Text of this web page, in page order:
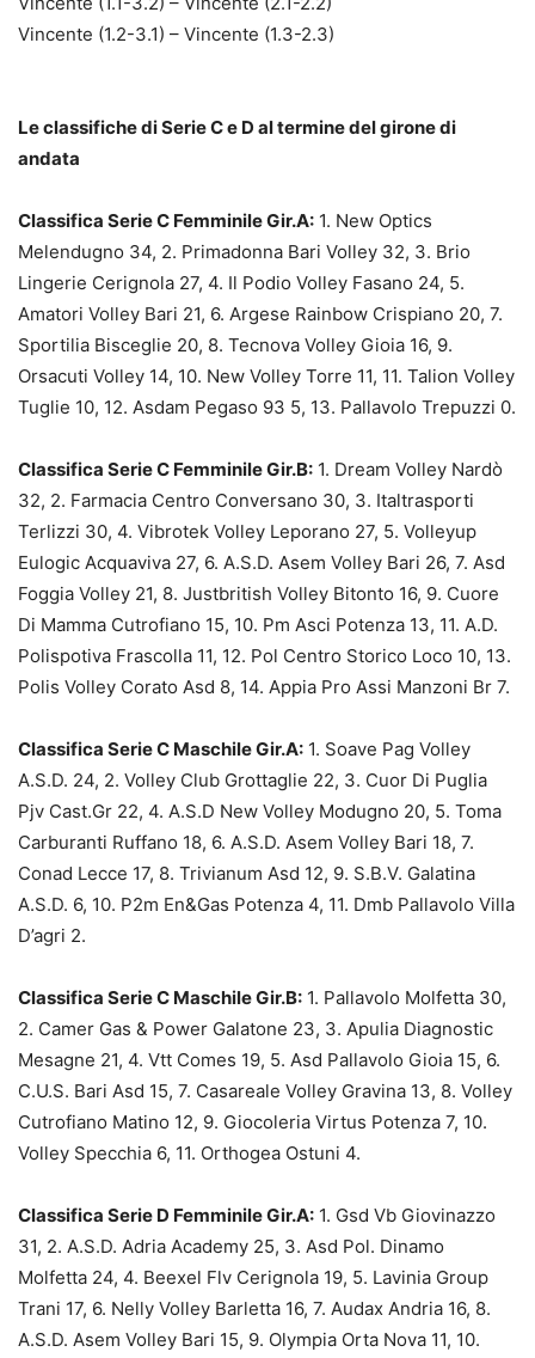
Vincente (1.2-3.1) – Vincente (1.3-2.3)
Le classifiche di Serie C e D al termine del girone di
andata
Classifica Serie C Femminile Gir.A: 1. New Optics
Melendugno 34, 2. Primadonna Bari Volley 32, 3. Brio
Lingerie Cerignola 27, 4. Il Podio Volley Fasano 24, 5.
Amatori Volley Bari 21, 6. Argese Rainbow Crispiano 20, 7.
Sportilia Bisceglie 20, 8. Tecnova Volley Gioia 16, 9.
Orsacuti Volley 14, 10. New Volley Torre 11, 11. Talion Volley
Tuglie 10, 12. Asdam Pegaso 93 5, 13. Pallavolo Trepuzzi 0.
Classifica Serie C Femminile Gir.B: 1. Dream Volley Nardò
32, 2. Farmacia Centro Conversano 30, 3. Italtrasporti
Terlizzi 30, 4. Vibrotek Volley Leporano 27, 5. Volleyup
Eulogic Acquaviva 27, 6. A.S.D. Asem Volley Bari 26, 7. Asd
Foggia Volley 21, 8. Justbritish Volley Bitonto 16, 9. Cuore
Di Mamma Cutrofiano 15, 10. Pm Asci Potenza 13, 11. A.D.
Polispotiva Frascolla 11, 12. Pol Centro Storico Loco 10, 13.
Polis Volley Corato Asd 8, 14. Appia Pro Assi Manzoni Br 7.
Classifica Serie C Maschile Gir.A: 1. Soave Pag Volley
A.S.D. 24, 2. Volley Club Grottaglie 22, 3. Cuor Di Puglia
Pjv Cast.Gr 22, 4. A.S.D New Volley Modugno 20, 5. Toma
Carburanti Ruffano 18, 6. A.S.D. Asem Volley Bari 18, 7.
Conad Lecce 17, 8. Trivianum Asd 12, 9. S.B.V. Galatina
A.S.D. 6, 10. P2m En&Gas Potenza 4, 11. Dmb Pallavolo Villa
D’agri 2.
Classifica Serie C Maschile Gir.B: 1. Pallavolo Molfetta 30,
2. Camer Gas & Power Galatone 23, 3. Apulia Diagnostic
Mesagne 21, 4. Vtt Comes 19, 5. Asd Pallavolo Gioia 15, 6.
C.U.S. Bari Asd 15, 7. Casareale Volley Gravina 13, 8. Volley
Cutrofiano Matino 12, 9. Giocoleria Virtus Potenza 7, 10.
Volley Specchia 6, 11. Orthogea Ostuni 4.
Classifica Serie D Femminile Gir.A: 1. Gsd Vb Giovinazzo
31, 2. A.S.D. Adria Academy 25, 3. Asd Pol. Dinamo
Molfetta 24, 4. Beexel Flv Cerignola 19, 5. Lavinia Group
Trani 17, 6. Nelly Volley Barletta 16, 7. Audax Andria 16, 8.
A.S.D. Asem Volley Bari 15, 9. Olympia Orta Nova 11, 10.